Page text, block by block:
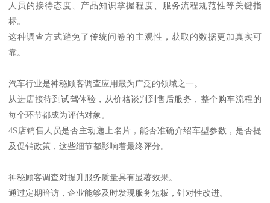
人员的接待态度、产品知识掌握程度、服务流程规范性等关键指
标。
这种调查方式避免了传统问卷的主观性，获取的数据更加真实可
靠。
汽车行业是神秘顾客调查应用最为广泛的领域之一。
从进店接待到试驾体验，从价格谈判到售后服务，整个购车流程的
每个环节都成为评估对象。
4S店销售人员是否主动递上名片，能否准确介绍车型参数，是否提
及促销政策，这些细节都影响着最终评分。
神秘顾客调查对提升服务质量具有显著效果。
通过定期暗访，企业能够及时发现服务短板，针对性改进。